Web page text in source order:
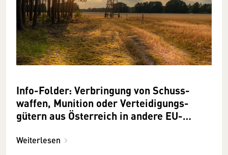
Info­-Folder: Ver­­bringung von Schuss­­
waffen, Munition oder Ver­teidigungs­
gütern aus Österreich in andere EU-
Weiterlesen